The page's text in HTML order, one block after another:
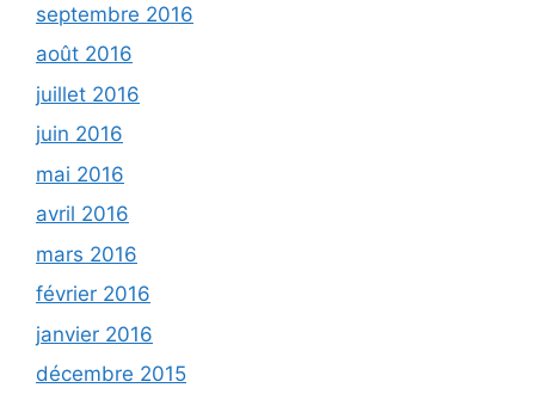
septembre 2016
août 2016
juillet 2016
juin 2016
mai 2016
avril 2016
mars 2016
février 2016
janvier 2016
décembre 2015